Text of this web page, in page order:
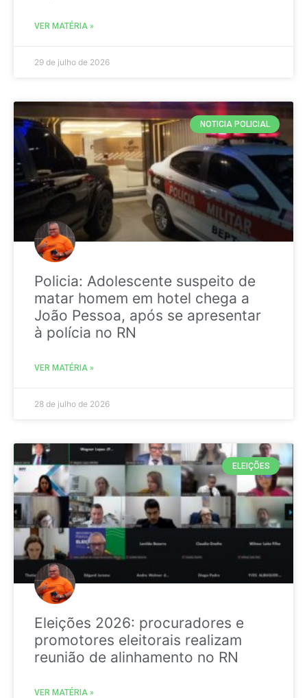
VER MATÉRIA »
29 de julho de 2026
NOTICIA POLICIAL
Policia: Adolescente suspeito de
matar homem em hotel chega a
João Pessoa, após se apresentar
à polícia no RN
VER MATÉRIA »
28 de julho de 2026
ELEIÇÕES
Eleições 2026: procuradores e
promotores eleitorais realizam
reunião de alinhamento no RN
VER MATÉRIA »